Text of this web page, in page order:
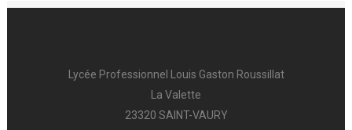
Lycée Professionnel Louis Gaston Roussillat
La Valette
23320 SAINT-VAURY